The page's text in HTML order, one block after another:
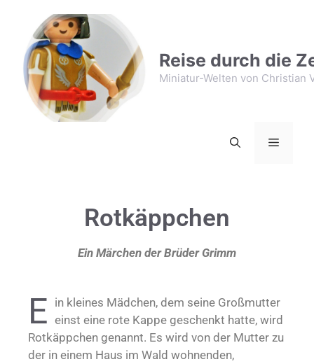
Reise durch die
Miniatur-Welten von Christian
Rotkäppchen
Ein Märchen der Brüder Grimm
E in kleines Mädchen, dem seine Großmutter
einst eine rote Kappe geschenkt hatte, wird
Rotkäppchen genannt. Es wird von der Mutter zu
der in einem Haus im Wald wohnenden,